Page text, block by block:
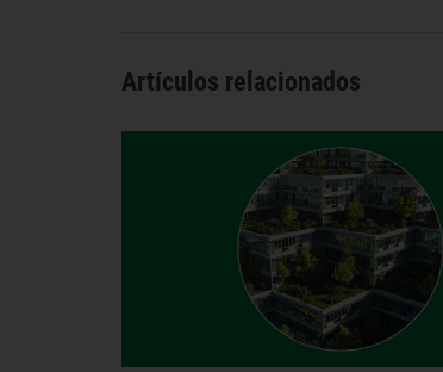
Artículos relacionados